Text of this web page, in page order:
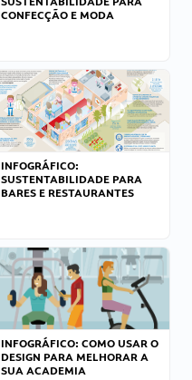
CONFECÇÃO E MODA
INFOGRÁFICO:
SUSTENTABILIDADE PARA
BARES E RESTAURANTES
INFOGRÁFICO: COMO USAR O
DESIGN PARA MELHORAR A
SUA ACADEMIA